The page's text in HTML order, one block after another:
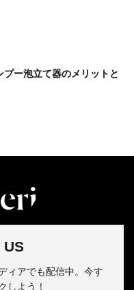
ー泡立て器のメリットと
US
ィアでも配信中。今す
しよう！